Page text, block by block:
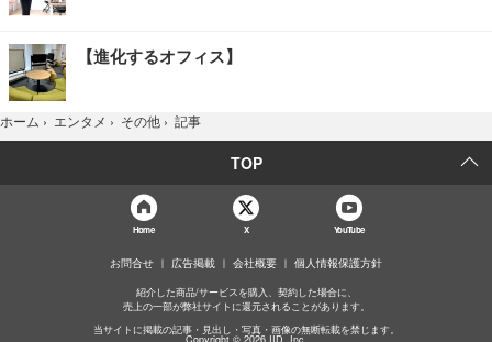
【進化するオフィス】
ホーム › エンタメ › その他 › 記事
TOP
Home X YouTube
お問合せ 広告掲載 会社概要 個人情報保護方針
紹介した商品/サービスを購入、契約した場合に、
売上の一部が弊社サイトに還元されることがあります。
当サイトに掲載の記事・見出し・写真・画像の無断転載を禁じます。